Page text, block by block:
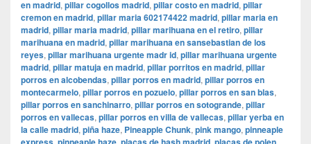
en madrid, pillar cogollos madrid, pillar costo en madrid, pillar
cremon en madrid, pillar maria 602174422 madrid, pillar maria en
madrid, pillar maria madrid, pillar marihuana en el retiro, pillar
marihuana en madrid, pillar marihuana en sansebastian de los
reyes, pillar marihuana urgente madr id, pillar marihuana urgente
madrid, pillar matuja en madrid, pillar porritos en madrid, pillar
porros en alcobendas, pillar porros en madrid, pillar porros en
montecarmelo, pillar porros en pozuelo, pillar porros en san blas,
pillar porros en sanchinarro, pillar porros en sotogrande, pillar
porros en vallecas, pillar porros en villa de vallecas, pillar yerba en
la calle madrid, piña haze, Pineapple Chunk, pink mango, pinneaple